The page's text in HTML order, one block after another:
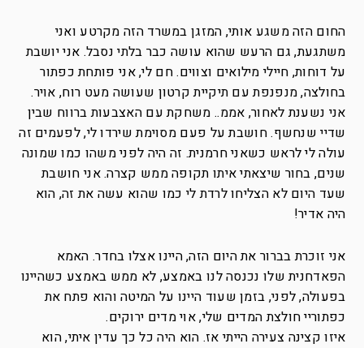
החום הזה משגע אותי, המזגן במשרד הזה מקרטע ואני
משתגעת, גם הרעש שהוא עושה כבר בלתי נסבל. אני יושבת
על דוחות, חיילי מילואים וצווים. חם לי, אני פותחת כפתור
בחולצה, מנפנפת עם תיקיית קרטון שעושה מעט רוח, אויר.
אני נשענת לאחור, אממ.. משחקת עם האצבעות ברווח שבין
שדיי שנחשף. חושבת על פעם מסוימת שירדו לי, לפעמים זה
עולה לי לראש כשאני חרמנית. זה היה לפני משהו כמו שמונה
שנים, בחור שיצאתי איתו תקופה ממש קצרה. אני חושבת
שעד היום לא הצליחו לרדת לי כמו שהוא עשה את זה, הוא
היה אדיר!
אני זוכרת בברור את היום הזה, היינו אצלו בחדר. האמא
הפאדחנית שלו נכנסה לנו באמצע, לא ממש באמצע כשהיינו
בפעולה, לפני, בזמן שעוד היינו על המיטה והוא פתח את
כפתוריי חולצת המדים שלי, אוי מדים ירוקים.
איזו קצינה צעירה הייתי אז. הוא היה כל כך עדין איתי, הוא